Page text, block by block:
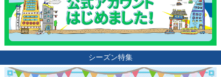
シーズン特集